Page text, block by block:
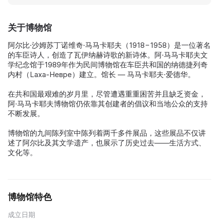
关于博物馆
阿尔比·沙姆苏丁诺维奇·马马卡耶夫（1918−1958）是一位著名
的车臣诗人，创造了瓦伊纳赫诗歌的新诗体。阿·马马卡耶夫文
学纪念馆于1989年作为民间博物馆在车臣共和国的纳德捷列奇
内村（Laxa-Невре）建立。馆长 — 马马卡耶夫·爱德华。
在共和国最艰难的岁月里，尽管遭遇重重困苦并且缺乏资金，
阿·马马卡耶夫博物馆仍依靠其创建者的倡议和当地公众的支持
不断发展。
博物馆的九间陈列室中陈列着两千多件展品，这些展品不仅讲
述了阿尔比及其文学遗产，也展示了历史过去——生活方式、
文化等。
博物馆特色
成立日期